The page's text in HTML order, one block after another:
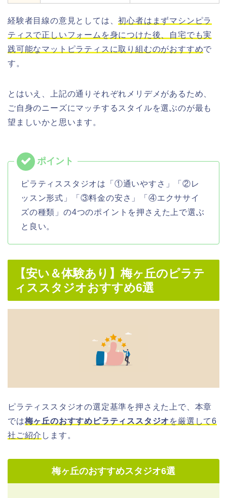
経験者目線の意見としては、初心者はまずマシンピラ
ティスで正しいフォームを身につけた後、自宅でも実
践可能なマットピラティスに取り組むのがおすすめで
す。
とはいえ、上記の通りそれぞれメリデメがあるため、
ご自身のニーズにマッチするスタイルを選ぶのが最も
望ましいかと思います。
ピラティススタジオは「①通いやすさ」「②レ
ッスン形式」「③料金の安さ」「④エクササイ
ズの種類」の4つのポイントを押さえた上で選ぶ
と良い。
【安い＆体験あり】梅ヶ丘のピラテ
ィススタジオおすすめ6選
ピラティススタジオの選定基準を押さえた上で、本章
では梅ヶ丘のおすすめピラティススタジオ を厳選して6
社ご紹介 します。
梅ヶ丘のおすすめスタジオ6選